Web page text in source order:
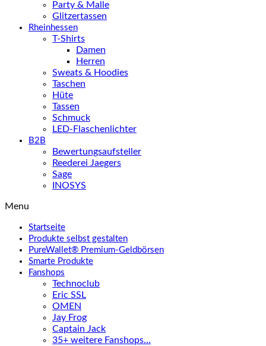
Party & Malle
Glitzertassen
Rheinhessen
T-Shirts
Damen
Herren
Sweats & Hoodies
Taschen
Hüte
Tassen
Schmuck
LED-Flaschenlichter
B2B
Bewertungsaufsteller
Reederei Jaegers
Sage
INOSYS
Menu
Startseite
Produkte selbst gestalten
PureWallet® Premium-Geldbörsen
Smarte Produkte
Fanshops
Technoclub
Eric SSL
OMEN
Jay Frog
Captain Jack
35+ weitere Fanshops…